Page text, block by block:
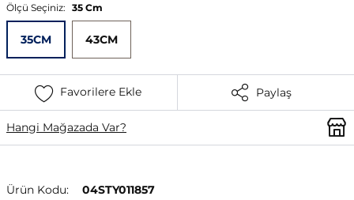
Ölçü Seçiniz: 35 Cm
35CM 43CM
Favorilere Ekle Paylaş
Hangi Mağazada Var?
Ürün Kodu:
04STY011857